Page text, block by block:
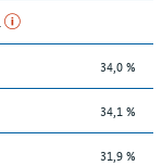
34,0 %
34,1 %
31,9 %